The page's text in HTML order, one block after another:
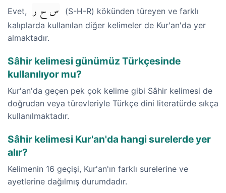
Evet, س ح ر
(S-H-R) kökünden türeyen ve farklı
kalıplarda kullanılan diğer kelimeler de Kur'an'da yer
almaktadır.
Sâhir kelimesi günümüz Türkçesinde
kullanılıyor mu?
Kur'an'da geçen pek çok kelime gibi Sâhir kelimesi de
doğrudan veya türevleriyle Türkçe dini literatürde sıkça
kullanılmaktadır.
Sâhir kelimesi Kur'an'da hangi surelerde yer
alır?
Kelimenin 16 geçişi, Kur'an'ın farklı surelerine ve
ayetlerine dağılmış durumdadır.